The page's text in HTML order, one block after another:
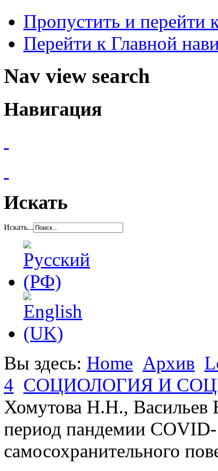
Пропустить и перейти
Перейти к Главной
Nav view search
Навигация
Искать
Искать...
Вы здесь: Home Архив
4 СОЦИОЛОГИЯ И
Хомутова Н.Н., Васильев
период пандемии
самосохранительного